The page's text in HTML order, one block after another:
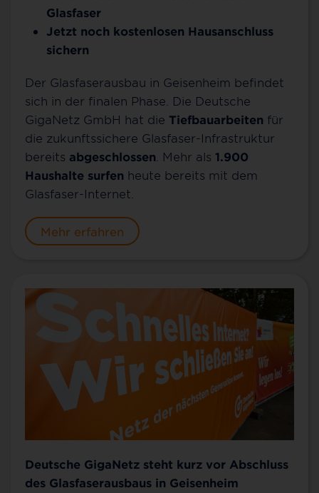
Glasfaser
Jetzt noch kostenlosen Hausanschluss
sichern
Der Glasfaserausbau in Geisenheim befindet
sich in der finalen Phase. Die Deutsche
GigaNetz GmbH hat die Tiefbauarbeiten für
die zukunftssichere Glasfaser-Infrastruktur
bereits abgeschlossen . Mehr als 1.900
Haushalte surfen heute bereits mit dem
Glasfaser-Internet.
Mehr erfahren
Deutsche GigaNetz steht kurz vor Abschluss
des Glasfaserausbaus in Geisenheim